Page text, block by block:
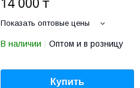
Показать оптовые цены
В наличии Оптом и в розницу
Купить